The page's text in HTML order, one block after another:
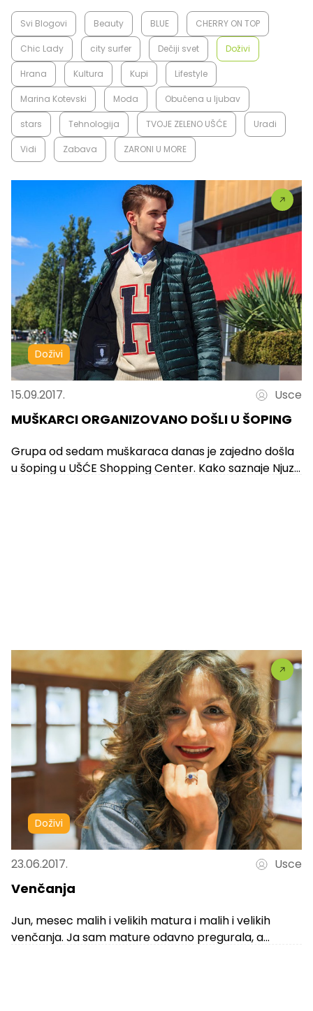
Svi Blogovi Beauty BLUE CHERRY ON TOP
Chic Lady city surfer Dečiji svet Doživi
Hrana Kultura Kupi Lifestyle
Marina Kotevski Moda Obučena u ljubav
stars Tehnologija TVOJE ZELENO UŠĆE Uradi
Vidi Zabava ZARONI U MORE
Doživi
15.09.2017. Usce
MUŠKARCI ORGANIZOVANO DOŠLI U ŠOPING
Grupa od sedam muškaraca danas je zajedno došla
u šoping u UŠĆE Shopping Center. Kako saznaje Njuz,
Doživi
23.06.2017. Usce
Venčanja
Jun, mesec malih i velikih matura i malih i velikih
venčanja. Ja sam mature odavno pregurala, a